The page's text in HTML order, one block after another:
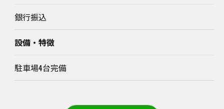
銀行振込
設備・特徴
駐車場4台完備